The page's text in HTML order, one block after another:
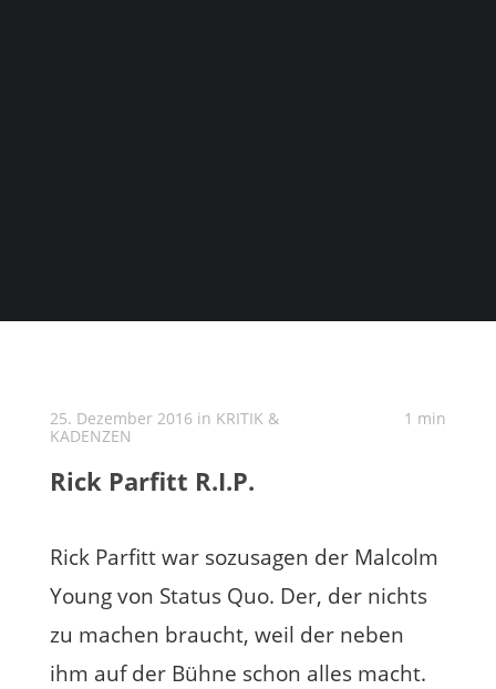
25. Dezember 2016 in KRITIK &
KADENZEN
1 min
Rick Parfitt R.I.P.
Rick Parfitt war sozusagen der Malcolm
Young von Status Quo. Der, der nichts
zu machen braucht, weil der neben
ihm auf der Bühne schon alles macht.